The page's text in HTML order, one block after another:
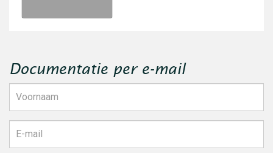
Documentatie per e-mail